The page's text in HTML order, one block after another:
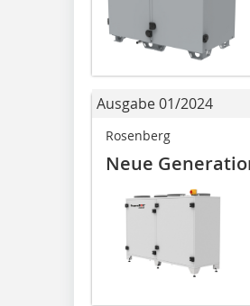
Ausgabe 01/2024
Rosenberg
Neue